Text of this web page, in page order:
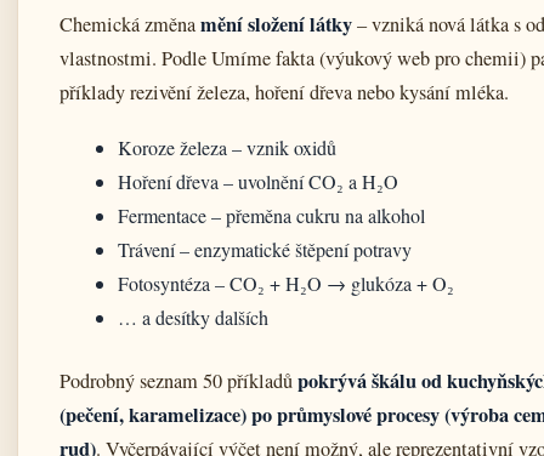
Chemická změnamění složení látky– vzniká nová látka s
vlastnostmi. Podle Umíme fakta (výukový web pro chemii)
příklady rezivění železa, hoření dřeva nebo kysání mléka.
Koroze železa – vznik oxidů
Hoření dřeva – uvolnění CO₂ a H₂O
Fermentace – přeměna cukru na alkohol
Trávení – enzymatické štěpení potravy
Fotosyntéza – CO₂ + H₂O → glukóza + O₂
… a desítky dalších
Podrobný seznam 50 příkladůpokrývá škálu od
(pečení, karamelizace) po průmyslové procesy (výroba
rud). Vyčerpávající výčet není možný, ale reprezentativní